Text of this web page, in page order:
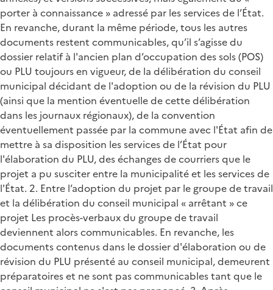
porter à connaissance » adressé par les services de l’État.
En revanche, durant la même période, tous les autres
documents restent communicables, qu’il s’agisse du
dossier relatif à l'ancien plan d’occupation des sols (POS)
ou PLU toujours en vigueur, de la délibération du conseil
municipal décidant de l'adoption ou de la révision du PLU
(ainsi que la mention éventuelle de cette délibération
dans les journaux régionaux), de la convention
éventuellement passée par la commune avec l'État afin de
mettre à sa disposition les services de l’État pour
l'élaboration du PLU, des échanges de courriers que le
projet a pu susciter entre la municipalité et les services de
l'État. 2. Entre l’adoption du projet par le groupe de travail
et la délibération du conseil municipal « arrêtant » ce
projet Les procès-verbaux du groupe de travail
deviennent alors communicables. En revanche, les
documents contenus dans le dossier d'élaboration ou de
révision du PLU présenté au conseil municipal, demeurent
préparatoires et ne sont pas communicables tant que le